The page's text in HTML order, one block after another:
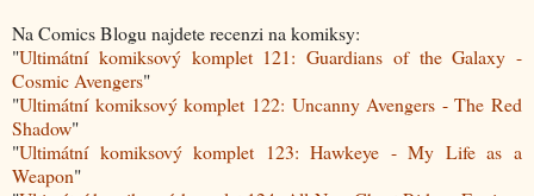
Na Comics Blogu najdete recenzi na komiksy:
"Ultimátní komiksový komplet 121: Guardians of the Galaxy -
Cosmic Avengers"
"Ultimátní komiksový komplet 122: Uncanny Avengers - The Red
Shadow"
"Ultimátní komiksový komplet 123: Hawkeye - My Life as a
Weapon"